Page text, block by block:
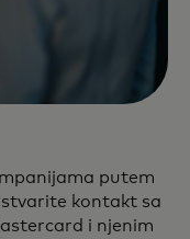
putem
kontakt sa
i njenim